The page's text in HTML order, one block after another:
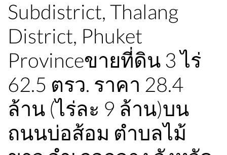
Subdistrict, Thalang
District, Phuket
Provinceขายที่ดิน 3 ไร่
62.5 ตรว. ราคา 28.4
ล้าน (ไร่ละ 9 ล้าน)บน
ถนนบ่อส้อม ตำบลไม้